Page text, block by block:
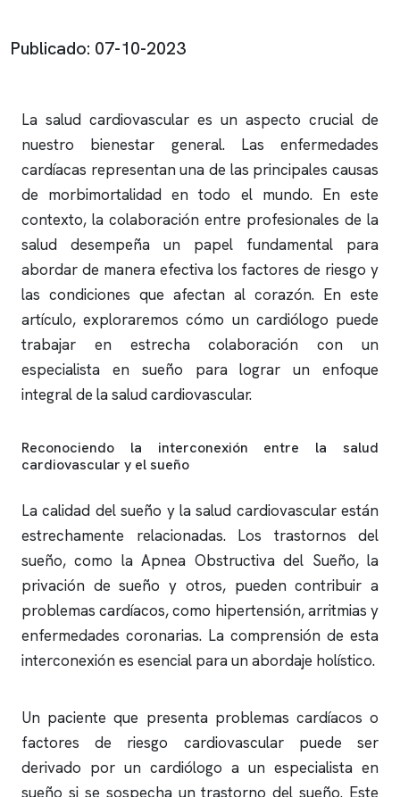
Publicado: 07-10-2023
La salud cardiovascular es un aspecto crucial de
nuestro bienestar general. Las enfermedades
cardíacas representan una de las principales causas
de morbimortalidad en todo el mundo. En este
contexto, la colaboración entre profesionales de la
salud desempeña un papel fundamental para
abordar de manera efectiva los factores de riesgo y
las condiciones que afectan al corazón. En este
artículo, exploraremos cómo un cardiólogo puede
trabajar en estrecha colaboración con un
especialista en sueño para lograr un enfoque
integral de la salud cardiovascular.
Reconociendo la interconexión entre la salud
cardiovascular y el sueño
La calidad del sueño y la salud cardiovascular están
estrechamente relacionadas. Los trastornos del
sueño, como la Apnea Obstructiva del Sueño, la
privación de sueño y otros, pueden contribuir a
problemas cardíacos, como hipertensión, arritmias y
enfermedades coronarias. La comprensión de esta
interconexión es esencial para un abordaje holístico.
Un paciente que presenta problemas cardíacos o
factores de riesgo cardiovascular puede ser
derivado por un cardiólogo a un especialista en
sueño si se sospecha un trastorno del sueño. Este